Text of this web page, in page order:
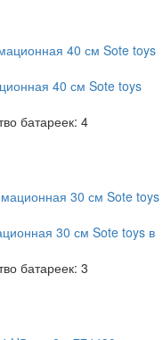
40 см Sote toys
батареек: 4
30 см Sote toys в
батареек: 3